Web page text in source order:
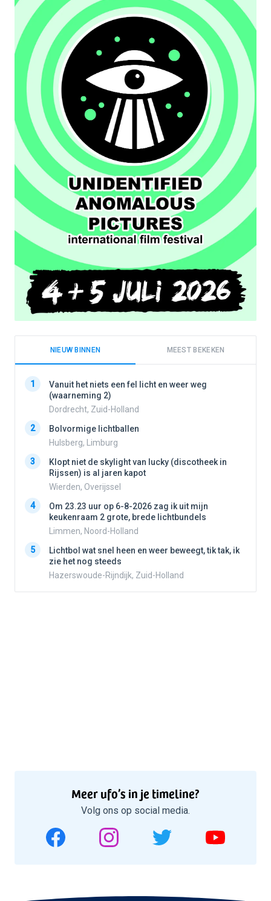
NIEUW BINNEN MEEST BEKEKEN
1
Vanuit het niets een fel licht en weer weg
(waarneming 2)
Dordrecht, Zuid-Holland
2
Bolvormige lichtballen
Hulsberg, Limburg
3
Klopt niet de skylight van lucky (discotheek in
Rijssen) is al jaren kapot
Wierden, Overijssel
4
Om 23.23 uur op 6-8-2026 zag ik uit mijn
keukenraam 2 grote, brede lichtbundels
Limmen, Noord-Holland
5
Lichtbol wat snel heen en weer beweegt, tik tak, ik
zie het nog steeds
Hazerswoude-Rijndijk, Zuid-Holland
Meer ufo’s in je timeline?
Volg ons op social media.